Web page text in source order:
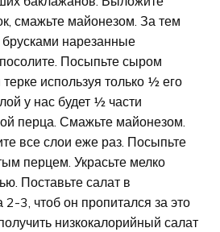
смажьте майонезом. За тем
нарезанные
Посыпьте сыром
используя только ½ его
у нас будет ½ части
перца. Смажьте майонезом.
все слои еже раз. Посыпьте
перцем. Украсьте мелко
Поставьте салат в
2-3, чтоб он пропитался за это
низкокалорийный салат